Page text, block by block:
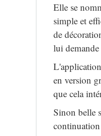
Elle se
simple et
de
lui demande
en version
que cela
Sinon belle